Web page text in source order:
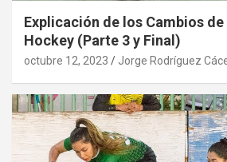
Explicación de los Cambios de
Hockey (Parte 3 y Final)
octubre 12, 2023 Jorge Rodríguez